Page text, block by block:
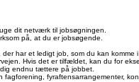
dit netværk til jobsøgningen.
på, at du er jobsøgende.
har et ledigt job, som du kan komme i
Hvis det er tilfældet, kan du for
endnu tættere på jobbet.
fyraftensarrangementer,